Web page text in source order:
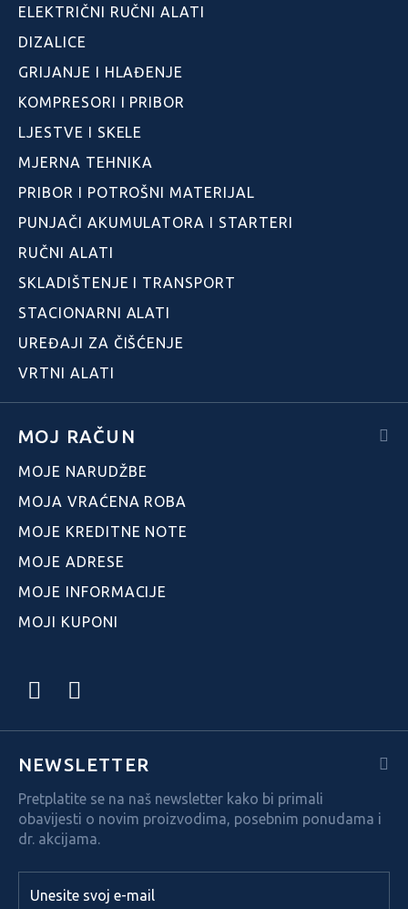
ELEKTRIČNI RUČNI ALATI
DIZALICE
GRIJANJE I HLAĐENJE
KOMPRESORI I PRIBOR
LJESTVE I SKELE
MJERNA TEHNIKA
PRIBOR I POTROŠNI MATERIJAL
PUNJAČI AKUMULATORA I STARTERI
RUČNI ALATI
SKLADIŠTENJE I TRANSPORT
STACIONARNI ALATI
UREĐAJI ZA ČIŠĆENJE
VRTNI ALATI
MOJ RAČUN
MOJE NARUDŽBE
MOJA VRAĆENA ROBA
MOJE KREDITNE NOTE
MOJE ADRESE
MOJE INFORMACIJE
MOJI KUPONI
NEWSLETTER
Pretplatite se na naš newsletter kako bi primali
obavijesti o novim proizvodima, posebnim ponudama i
dr. akcijama.